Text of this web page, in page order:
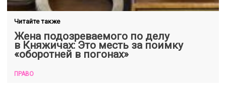
Читайте также
Жена подозреваемого по делу
в Княжичах: Это месть за поимку
«оборотней в погонах»
ПРАВО